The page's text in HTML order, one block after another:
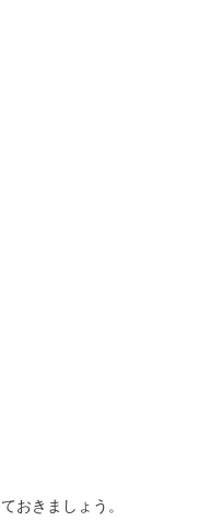
おきましょう。